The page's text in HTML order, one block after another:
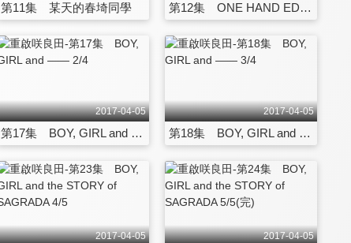
第11集 某天的春埼同學 第12集 ONE HAND EDEN 1/4
2017-04-05
第17集 BOY, GIRL and ―― 2/4
2017-04-05
第18集 BOY, GIRL and ―― 3/4
2017-04-05 2017-04-05